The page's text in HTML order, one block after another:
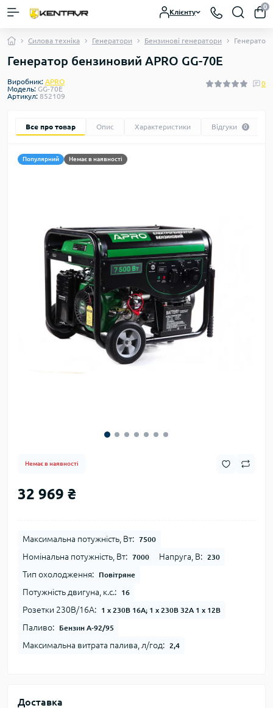
Клієнту
0
Силова техніка Генератори Бензинові генератори Генератор
Генератор бензиновий APRO GG-70Е
Виробник: APRO
Модель: GG-70Е
Артикул: 852109
0
Все про товар Опис Характеристики Відгуки 0
Популярний Немає в наявності
Немає в наявності
32 969 ₴
Максимальна потужність, Вт: 7500
Номінальна потужність, Вт: 7000 Напруга, В: 230
Тип охолодження: Повітряне
Потужність двигуна, к.с.: 16
Розетки 230В/16А: 1 х 230В 16А; 1 х 230В 32А 1 х 12В
Паливо: Бензин А-92/95
Максимальна витрата палива, л/год: 2,4
Доставка